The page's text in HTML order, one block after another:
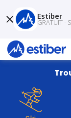
Estiber
GRATUIT -